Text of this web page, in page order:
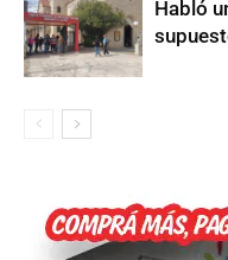
Habló